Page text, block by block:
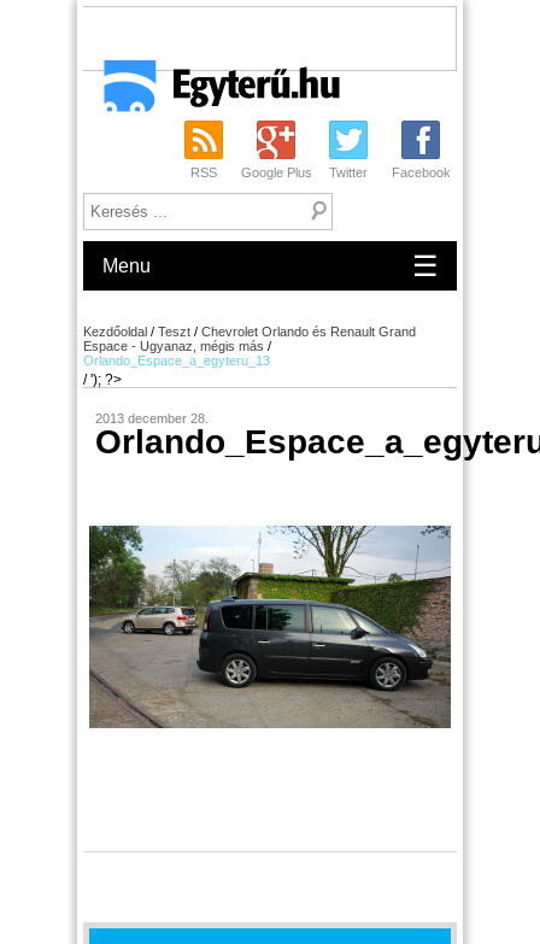
RSS Google Plus Twitter Facebook
Menu ☰
Kezdőoldal / Teszt / Chevrolet Orlando és Renault Grand
Espace - Ugyanaz, mégis más /
Orlando_Espace_a_egyteru_13
/ '); ?>
2013 december 28.